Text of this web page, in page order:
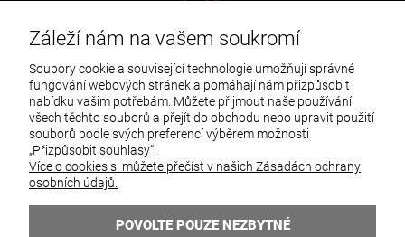
PLATBY A DODÁVKY
INFORMACE
O NÁS
Záleží nám na vašem soukromí
Soubory cookie a související technologie umožňují správné
fungování webových stránek a pomáhají nám přizpůsobit
nabídku vašim potřebám. Můžete přijmout naše používání
všech těchto souborů a přejít do obchodu nebo upravit použití
souborů podle svých preferencí výběrem možnosti
„Přizpůsobit souhlasy“.
Více o cookies si můžete přečíst v našich Zásadách ochrany
osobních údajů.
POVOLTE POUZE NEZBYTNÉ